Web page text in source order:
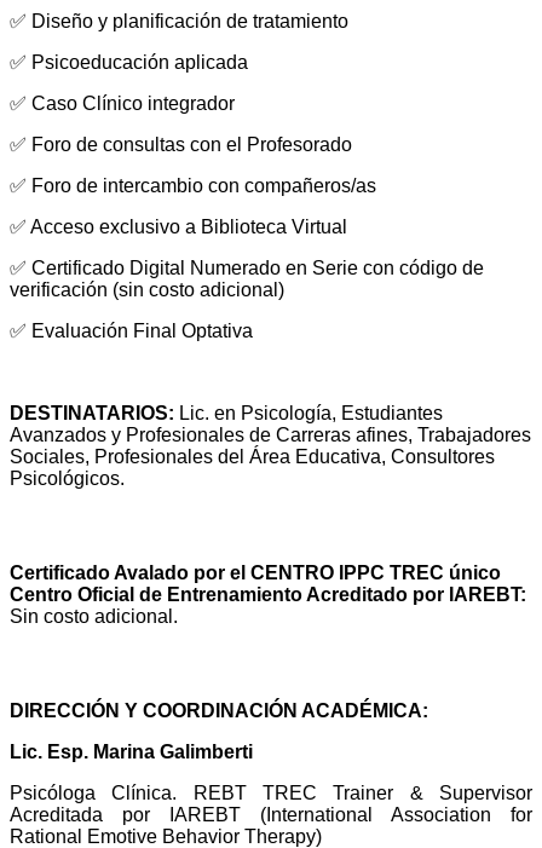
✅ Diseño y planificación de tratamiento
✅ Psicoeducación aplicada
✅ Caso Clínico integrador
✅ Foro de consultas con el Profesorado
✅ Foro de intercambio con compañeros/as
✅ Acceso exclusivo a Biblioteca Virtual
✅ Certificado Digital Numerado en Serie con código de
verificación (sin costo adicional)
✅ Evaluación Final Optativa
DESTINATARIOS: Lic. en Psicología, Estudiantes
Avanzados y Profesionales de Carreras afines, Trabajadores
Sociales, Profesionales del Área Educativa, Consultores
Psicológicos.
Certificado Avalado por el CENTRO IPPC TREC único
Centro Oficial de Entrenamiento Acreditado por IAREBT:
Sin costo adicional.
DIRECCIÓN Y COORDINACIÓN ACADÉMICA:
Lic. Esp. Marina Galimberti
Psicóloga Clínica. REBT TREC Trainer & Supervisor
Acreditada por IAREBT (International Association for
Rational Emotive Behavior Therapy)